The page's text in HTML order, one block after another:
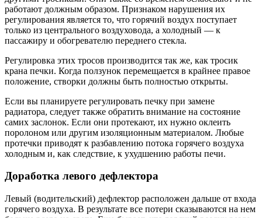
работают должным образом. Признаком нарушения их
регулирования является то, что горячий воздух поступает
только из центрального воздуховода, а холодный — к
пассажиру и обогревателю переднего стекла.
Регулировка этих тросов производится так же, как тросик
крана печки. Когда ползунок перемещается в крайнее правое
положение, створки должны быть полностью открыты.
Если вы планируете регулировать печку при замене
радиатора, следует также обратить внимание на состояние
самих заслонок. Если они протекают, их нужно оклеить
поролоном или другим изоляционным материалом. Любые
протечки приводят к разбавлению потока горячего воздуха
холодным и, как следствие, к ухудшению работы печи.
Доработка левого дефлектора
Левый (водительский) дефлектор расположен дальше от входа
горячего воздуха. В результате все потери сказываются на нем